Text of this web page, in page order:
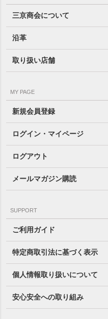
三京商会について
沿革
取り扱い店舗
MY PAGE
新規会員登録
ログイン・マイページ
ログアウト
メールマガジン購読
SUPPORT
ご利用ガイド
特定商取引法に基づく表示
個人情報取り扱いについて
安心安全への取り組み